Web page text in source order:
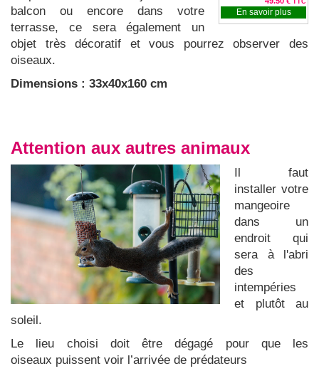
TTC
En savoir plus
balcon ou encore dans votre
terrasse, ce sera également un
objet très décoratif et vous pourrez observer des
oiseaux.
Dimensions : 33x40x160 cm
Attention aux autres animaux
Il faut
installer votre
mangeoire
dans un
endroit qui
sera à l'abri
des
intempéries
et plutôt au
soleil.
Le lieu choisi doit être dégagé pour que les
oiseaux puissent voir l’arrivée de prédateurs